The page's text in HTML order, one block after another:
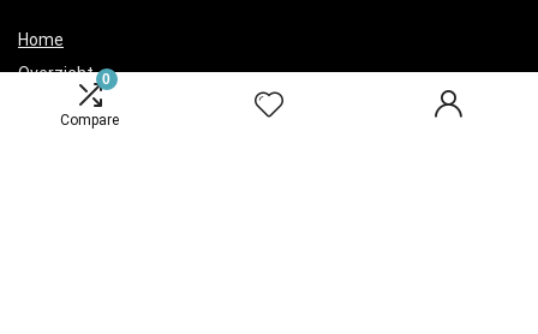
0
Compare
Home
Overzicht